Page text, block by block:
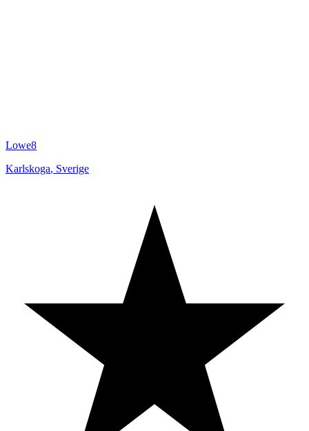
Lowe8
Karlskoga, Sverige